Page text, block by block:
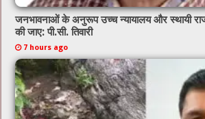
जनभावनाओं के अनुरूप उच्च न्यायालय और स्थायी
की जाए: पी.सी. तिवारी
7 hours ago